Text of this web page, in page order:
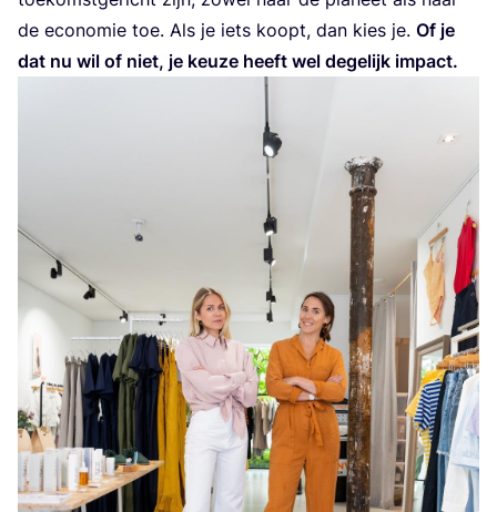
de eco­no­mie toe. Als je iets koopt, dan kies je. Of je
dat nu wil of niet, je keu­ze heeft wel dege­lijk impact.